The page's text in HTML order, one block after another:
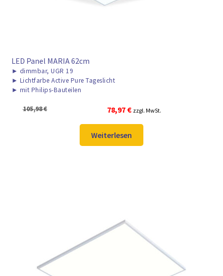
LED Panel MARIA 62cm
► dimmbar, UGR 19
► Lichtfarbe Active Pure Tageslicht
► mit Philips-Bauteilen
105,98€
Ursprünglicher
war:
105,98 €
78,97 €Aktueller
ist:
78,97 €.
zzgl. MwSt.
Weiterlesen